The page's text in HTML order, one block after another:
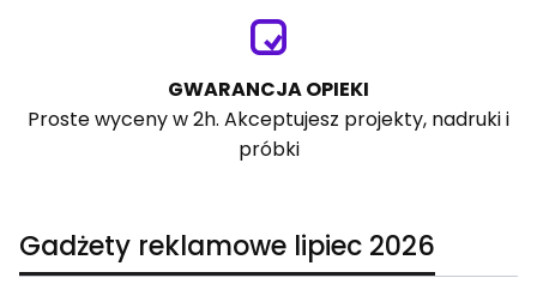
GWARANCJA OPIEKI
Proste wyceny w 2h. Akceptujesz projekty, nadruki i
próbki
Gadżety reklamowe lipiec 2026